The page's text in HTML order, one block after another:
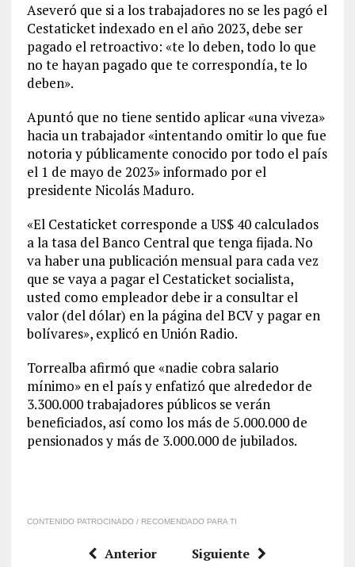
Aseveró que si a los trabajadores no se les pagó el
Cestaticket indexado en el año 2023, debe ser
pagado el retroactivo: «te lo deben, todo lo que
no te hayan pagado que te correspondía, te lo
deben».
Apuntó que no tiene sentido aplicar «una viveza»
hacia un trabajador «intentando omitir lo que fue
notoria y públicamente conocido por todo el país
el 1 de mayo de 2023» informado por el
presidente Nicolás Maduro.
«El Cestaticket corresponde a US$ 40 calculados
a la tasa del Banco Central que tenga fijada. No
va haber una publicación mensual para cada vez
que se vaya a pagar el Cestaticket socialista,
usted como empleador debe ir a consultar el
valor (del dólar) en la página del BCV y pagar en
bolívares», explicó en Unión Radio.
Torrealba afirmó que «nadie cobra salario
mínimo» en el país y enfatizó que alrededor de
3.300.000 trabajadores públicos se verán
beneficiados, así como los más de 5.000.000 de
pensionados y más de 3.000.000 de jubilados.
CONTENIDO PATROCINADO / RECOMENDADO PARA TI
Anterior Siguiente